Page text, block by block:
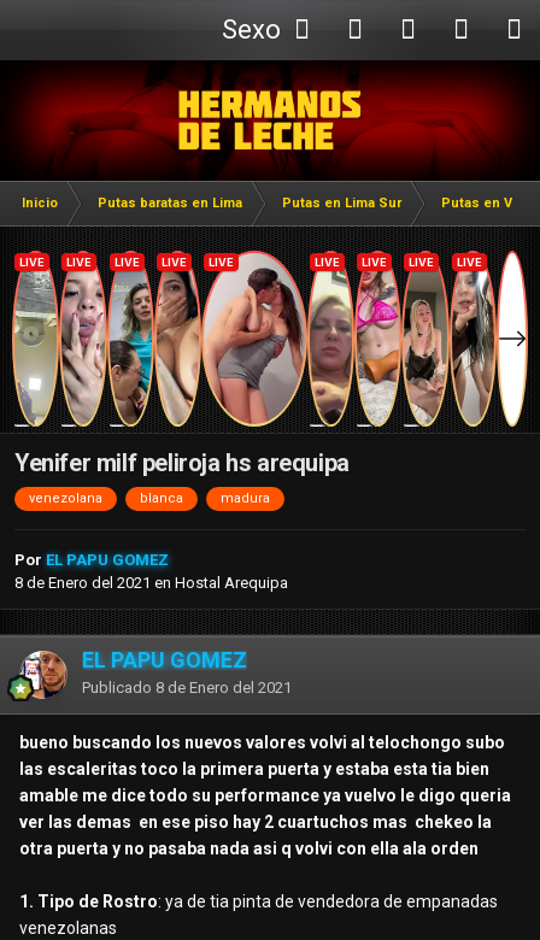
Sexo
Webcam
Inicio Putas baratas en Lima Putas en Lima Sur Putas en Villa
Yenifer milf peliroja hs arequipa
venezolana blanca madura
Por EL PAPU GOMEZ
8 de Enero del 2021 en Hostal Arequipa
EL PAPU GOMEZ
Publicado 8 de Enero del 2021
bueno buscando los nuevos valores volvi al telochongo subo
las escaleritas toco la primera puerta y estaba esta tia bien
amable me dice todo su performance ya vuelvo le digo queria
ver las demas en ese piso hay 2 cuartuchos mas chekeo la
otra puerta y no pasaba nada asi q volvi con ella ala orden
1. Tipo de Rostro: ya de tia pinta de vendedora de empanadas
venezolanas